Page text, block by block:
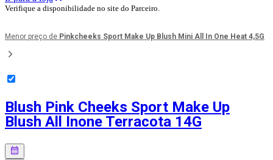
Verifique a disponibilidade no site do Parceiro.
Menor preço de Pinkcheeks Sport Make Up Blush Mini All In One Heat 4,5G
Blush Pink Cheeks Sport Make Up
Blush All Inone Terracota 14G